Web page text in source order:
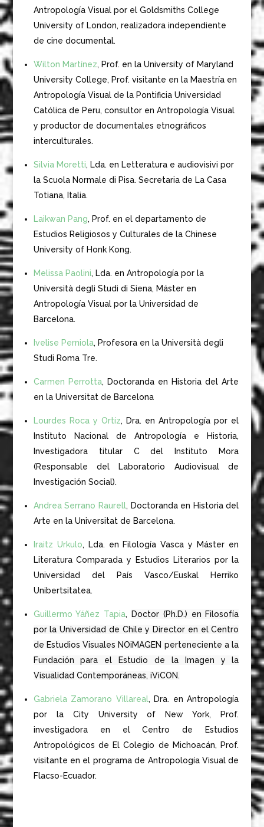
Antropología Visual por el Goldsmiths College
University of London, realizadora independiente
de cine documental.
Wilton Martínez, Prof. en la University of Maryland
University College, Prof. visitante en la Maestría en
Antropología Visual de la Pontificia Universidad
Católica de Peru, consultor en Antropología Visual
y productor de documentales etnográficos
interculturales.
Silvia Moretti, Lda. en Letteratura e audiovisivi por
la Scuola Normale di Pisa. Secretaria de La Casa
Totiana, Italia.
Laikwan Pang, Prof. en el departamento de
Estudios Religiosos y Culturales de la Chinese
University of Honk Kong.
Melissa Paolini, Lda. en Antropología por la
Università degli Studi di Siena, Máster en
Antropología Visual por la Universidad de
Barcelona.
Ivelise Perniola, Profesora en la Università degli
Studi Roma Tre.
Carmen Perrotta, Doctoranda en Historia del Arte
en la Universitat de Barcelona
Lourdes Roca y Ortíz, Dra. en Antropología por el
Instituto Nacional de Antropología e Historia,
Investigadora titular C del Instituto Mora
(Responsable del Laboratorio Audiovisual de
Investigación Social).
Andrea Serrano Raurell, Doctoranda en Historia del
Arte en la Universitat de Barcelona.
Iraitz Urkulo, Lda. en Filología Vasca y Máster en
Literatura Comparada y Estudios Literarios por la
Universidad del País Vasco/Euskal Herriko
Unibertsitatea.
Guillermo Yáñez Tapia,
Doctor (Ph.D.) en Filosofía
por la Universidad de Chile y Director en el Centro
de Estudios Visuales NOiMAGEN perteneciente a la
Fundación para el Estudio de la Imagen y la
Visualidad Contemporáneas, iViCON.
Gabriela Zamorano Villareal, Dra. en Antropología
por la City University of New York, Prof.
investigadora en el Centro de Estudios
Antropológicos de El Colegio de Michoacán, Prof.
visitante en el programa de Antropología Visual de
Flacso-Ecuador.